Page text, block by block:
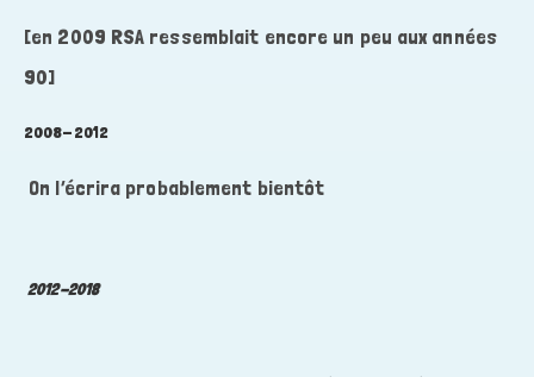
[en 2009 RSA ressemblait encore un peu aux années
90]
2008-2012
On l’écrira probablement bientôt
2012-2018